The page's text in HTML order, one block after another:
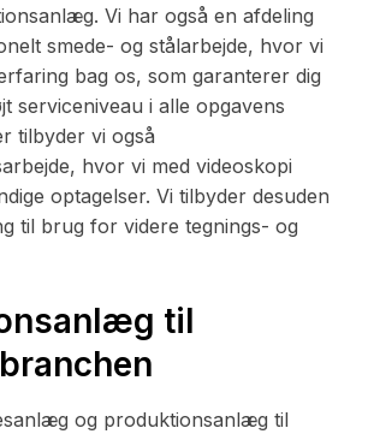
Vi har også en afdeling
smede- og stålarbejde, hvor vi
bag os, som garanterer dig
serviceniveau i alle opgavens
tilbyder vi også
hvor vi med videoskopi
optagelser. Vi tilbyder desuden
til brug for videre tegnings- og
til
og produktionsanlæg til